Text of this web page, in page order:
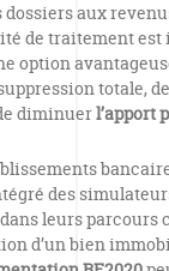
dossiers aux
de traitement est
option
totale,
diminuerl’apport
des
leurs parcours
d’un bien